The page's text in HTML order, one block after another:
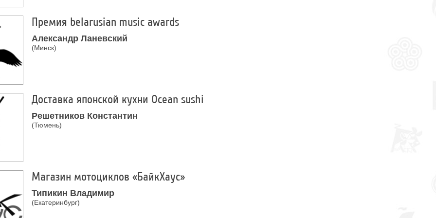
Премия belarusian music awards
Александр Ланевский
(Минск)
Доставка японской кухни Оcean sushi
Решетников Константин
(Тюмень)
Магазин мотоциклов «БайкХаус»
Типикин Владимир
(Екатеринбург)